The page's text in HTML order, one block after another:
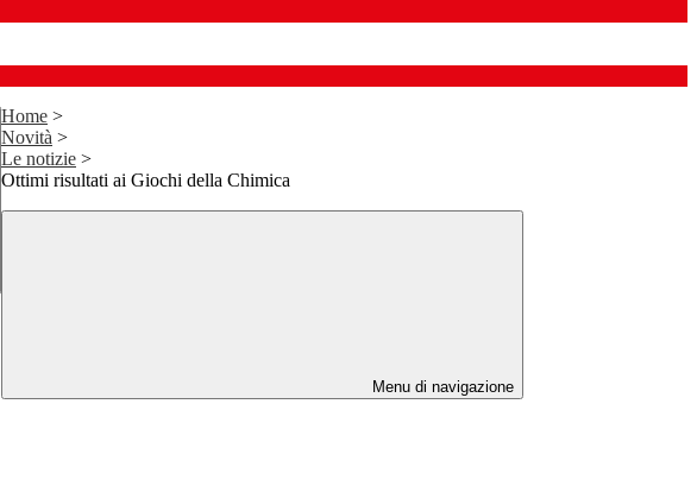
Home >
Novità >
Le notizie >
Ottimi risultati ai Giochi della Chimica
Menu di navigazione